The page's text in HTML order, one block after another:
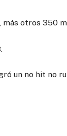
más otros 350
un no hit no